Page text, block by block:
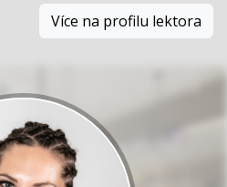
Více na profilu lektora